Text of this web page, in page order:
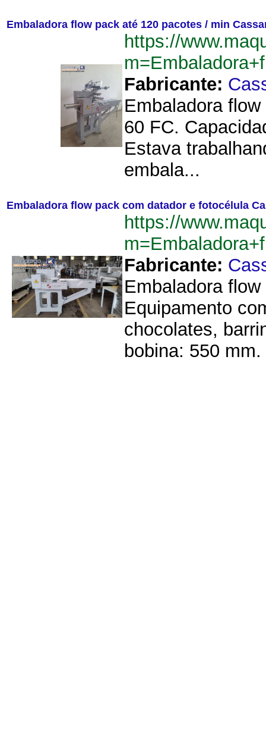
Embaladora flow pack até 120 pacotes / min
https://
Fabricante:
Embaladora
60 FC.
Estava
embala...
Embaladora flow pack com datador e fotocélula
https://
Fabricante:
Embaladora
Equipamento
chocolates,
bobina: 550